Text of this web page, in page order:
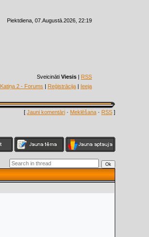
Piektdiena, 07.Augustā.2026, 22:19
Sveicināti Viesis | RSS
Katiņa 2 - Forums | Reģistrācija | Ieeja
[ Jauni komentāri · Meklēšana · RSS ]